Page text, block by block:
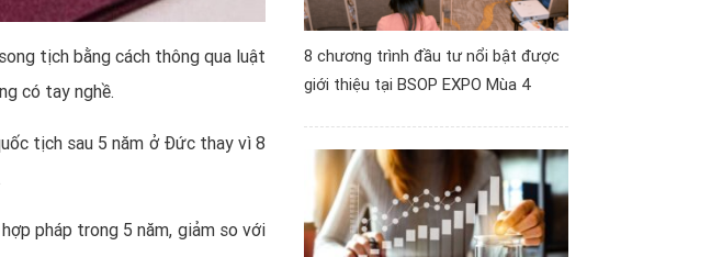
tịch bằng cách thông qua luật
có tay nghề.
tịch sau 5 năm ở Đức thay vì 8
pháp trong 5 năm, giảm so với
8 chương trình đầu tư nổi bật được
giới thiệu tại BSOP EXPO Mùa 4